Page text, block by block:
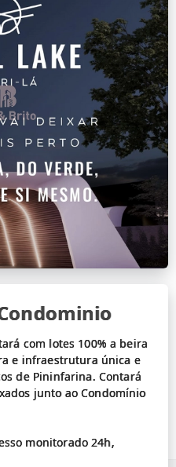
com lotes 100% a beira
e infraestrutura única e
de Pininfarina. Contará
junto ao Condomínio
monitorado 24h,